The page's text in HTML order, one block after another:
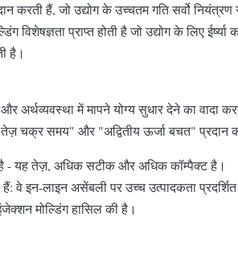
हैं, जो उद्योग के उच्चतम गति सर्वो नियंत्रण
प्राप्त होती है जो उद्योग के लिए ईर्ष्या
है।
अर्थव्यवस्था में मापने योग्य सुधार देने का वादा
चक्र समय" और "अद्वितीय ऊर्जा बचत" प्रदान
है - यह तेज़, अधिक सटीक और अधिक कॉम्पैक्ट है।
इन-लाइन असेंबली पर उच्च उत्पादकता
मोल्डिंग हासिल की है।